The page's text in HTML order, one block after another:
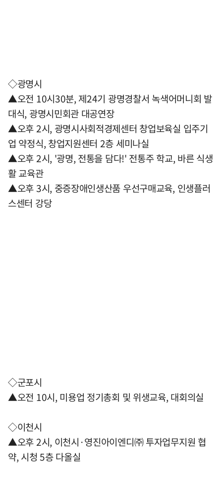
◇광명시
▲오전 10시30분, 제24기 광명경찰서 녹색어머니회 발
대식, 광명시민회관 대공연장
▲오후 2시, 광명시사회적경제센터 창업보육실 입주기
업 약정식, 창업지원센터 2층 세미나실
▲오후 2시, '광명, 전통을 담다!' 전통주 학교, 바른 식생
활 교육관
▲오후 3시, 중증장애인생산품 우선구매교육, 인생플러
스센터 강당
◇군포시
▲오전 10시, 미용업 정기총회 및 위생교육, 대회의실
◇이천시
▲오후 2시, 이천시·영진아이엔디㈜ 투자업무지원 협
약, 시청 5층 다올실